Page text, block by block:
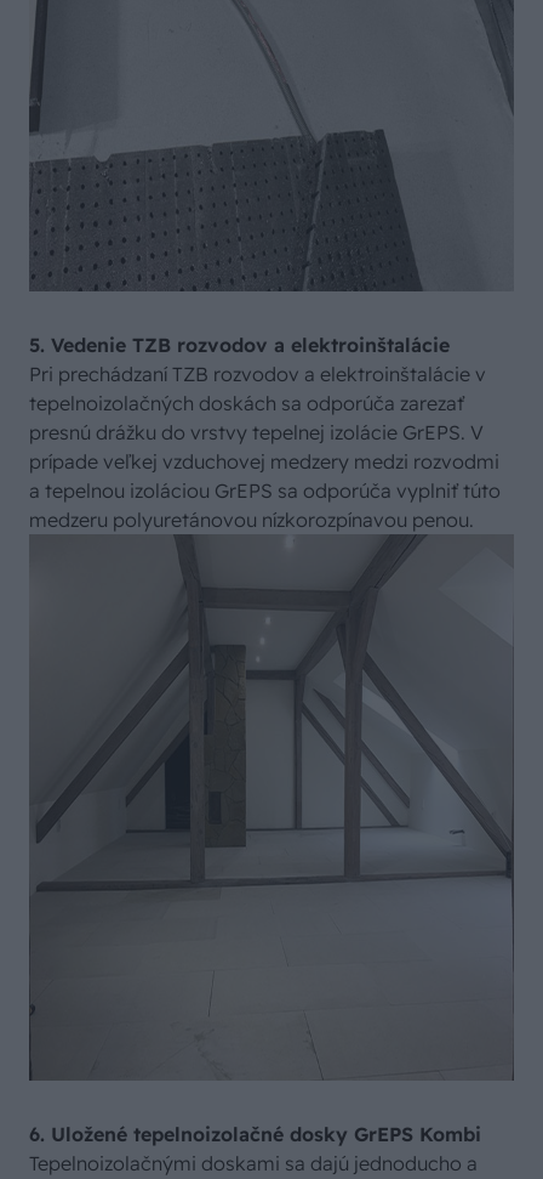
5. Vedenie TZB rozvodov a elektroinštalácie
Pri prechádzaní TZB rozvodov a elektroinštalácie v
tepelnoizolačných doskách sa odporúča zarezať
presnú drážku do vrstvy tepelnej izolácie GrEPS. V
prípade veľkej vzduchovej medzery medzi rozvodmi
a tepelnou izoláciou GrEPS sa odporúča vyplniť túto
medzeru polyuretánovou nízkorozpínavou penou.
6. Uložené tepelnoizolačné dosky GrEPS Kombi
Tepelnoizolačnými doskami sa dajú jednoducho a